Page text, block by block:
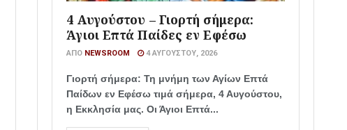
4 Αυγούστου – Γιορτή σήμερα:
Άγιοι Επτά Παίδες εν Εφέσω
ΑΠΌ NEWSROOM 4 ΑΥΓΟΎΣΤΟΥ, 2026
Γιορτή σήμερα: Τη μνήμη των Αγίων Επτά
Παίδων εν Εφέσω τιμά σήμερα, 4 Αυγούστου,
η Εκκλησία μας. Οι Άγιοι Επτά...